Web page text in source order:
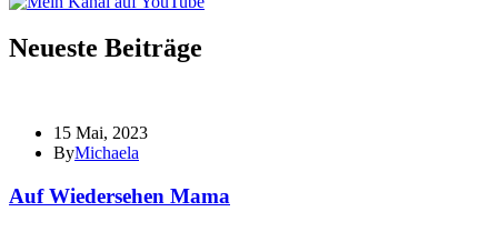
Neueste Beiträge
15 Mai, 2023
ByMichaela
Auf Wiedersehen Mama